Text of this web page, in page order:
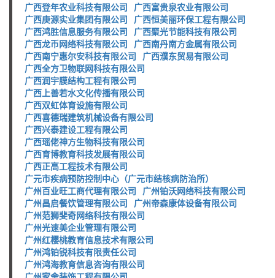
广西登年农业科技有限公司 广西富贵泉农业有限公司
广西庚源实业集团有限公司 广西恒美丽环保工程有限公司
广西鸿胜信息服务有限公司 广西聚光节能科技有限公司
广西龙币网络科技有限公司 广西南丹南方金属有限公司
广西南宁惠尔安科技有限公司 广西濮东贸易有限公司
广西全方卫物联网科技有限公司
广西润宇膜结构工程有限公司
广西上善若水文化传播有限公司
广西双虹体育设施有限公司
广西喜德瑞建筑机械设备有限公司
广西兴泰建设工程有限公司
广西瑶佬神方生物科技有限公司
广西育博教育科技发展有限公司
广西正高工程技术有限公司
广元市疾病预防控制中心（广元市结核病防治所）
广州百业旺工商代理有限公司 广州铂沃网络科技有限公司
广州昌启餐饮管理有限公司 广州帝森康体设备有限公司
广州范狮斐奇网络科技有限公司
广州光速美企业管理有限公司
广州红樱桃教育信息技术有限公司
广州鸿铂锐科技有限责任公司
广州鸿海教育信息咨询有限公司